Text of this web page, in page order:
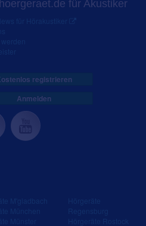
für Akustiker
registrieren
Anmelden